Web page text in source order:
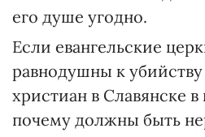
его душе угодно.
Если евангельские
равнодушны к убийству
христиан в Славянске в
почему должны быть